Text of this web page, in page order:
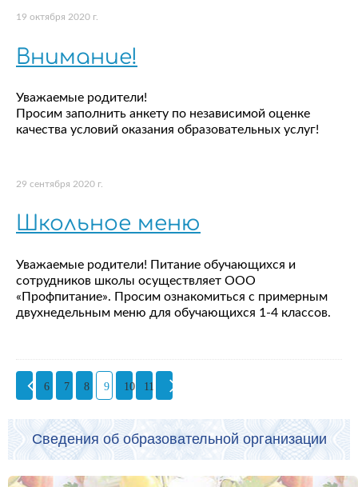
19 октября 2020 г.
Внимание!
Уважаемые родители!
Просим заполнить анкету по независимой оценке
качества условий оказания образовательных услуг!
29 сентября 2020 г.
Школьное меню
Уважаемые родители! Питание обучающихся и
сотрудников школы осуществляет ООО
«Профпитание». Просим ознакомиться с примерным
двухнедельным меню для обучающихся 1-4 классов.
6 7 8 9 10 11
Сведения об образовательной организации